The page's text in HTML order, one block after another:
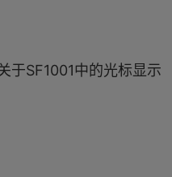
于SF1001中的光标显示